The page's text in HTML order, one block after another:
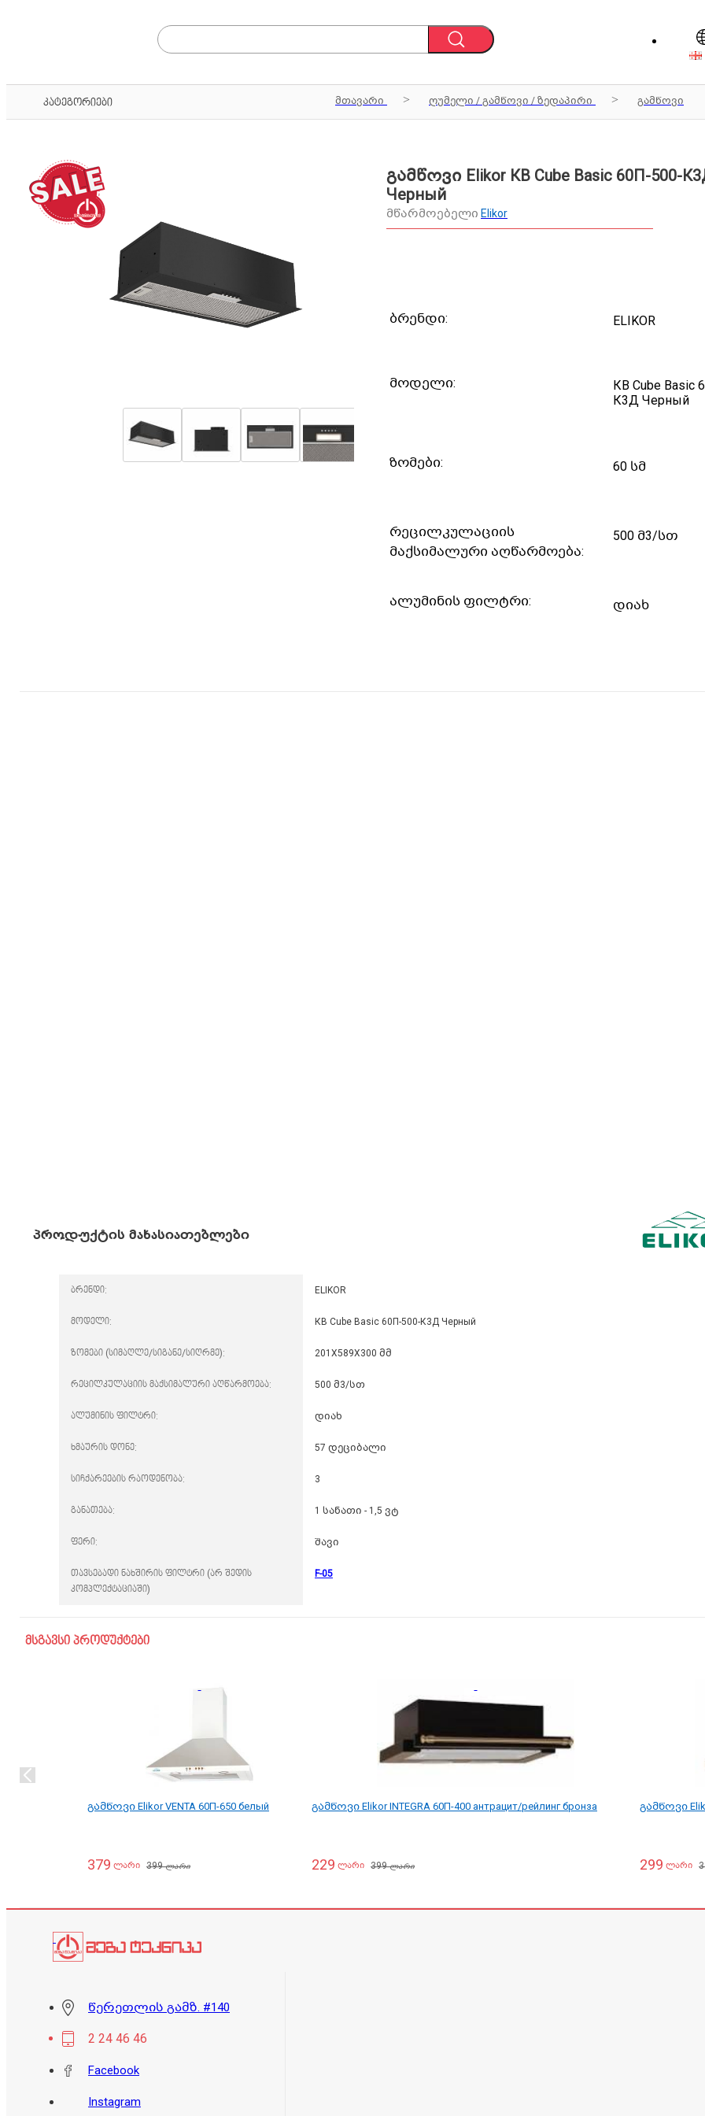
კატეგორიები მთავარი ღუმელი / გამწოვი / ზედაპირი გამწოვი
გამწოვი Elikor КВ Cube Basic 60П-500-
Черный
მწარმოებელი Elikor
ბრენდი: ELIKOR
მოდელი:
КВ Cube Basic
К3Д Черный
ზომები: 60 სმ
რეცილკულაციის
მაქსიმალური აღწარმოება:
500 მ3/სთ
ალუმინის ფილტრი: დიახ
პროდუქტის მახასიათებლები
ბრენდი: ELIKOR
მოდელი: КВ Cube Basic 60П-500-К3Д Черный
ზომები (სიმაღლე/სიგანე/სიღრმე): 201X589X300 მმ
რეცილკულაციის მაქსიმალური აღწარმოება: 500 მ3/სთ
ალუმინის ფილტრი: დიახ
ხმაურის დონე: 57 დეციბალი
სიჩქარეების რაოდენობა: 3
განათება: 1 სანათი - 1,5 ვტ
ფერი: შავი
თავსებადი ნახშირის ფილტრი (არ შედის
კომპლექტაციაში)
F-05
მსგავსი პროდუქტები
გამწოვი Elikor VENTA 60П-650 белый
379 ლარი 399ლარი
გამწოვი Elikor INTEGRA 60П-400 антрацит/рейлинг бронза
229 ლარი 399ლარი
გამწოვი
299 ლარი
წერეთლის გამზ. #140
2 24 46 46
Facebook
Instagram